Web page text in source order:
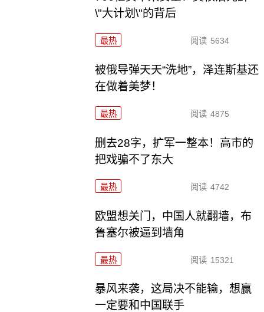
\"大计划\"的背后
最热 阅读 5634
被俄导弹天天“洗地”，泽连斯基还
在做着美梦！
最热 阅读 4875
删去28字，扩军一整本！高市的
把戏骗不了东大
最热 阅读 4742
欧盟想关门，中国人就翻墙，布
鲁塞尔被逼到墙角
最热 阅读 15321
暴风来袭，这局决不能输，想赢
一定要和中国联手